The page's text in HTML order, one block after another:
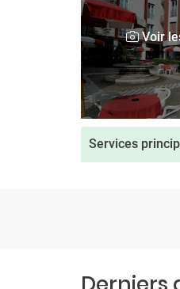
Voir
Services